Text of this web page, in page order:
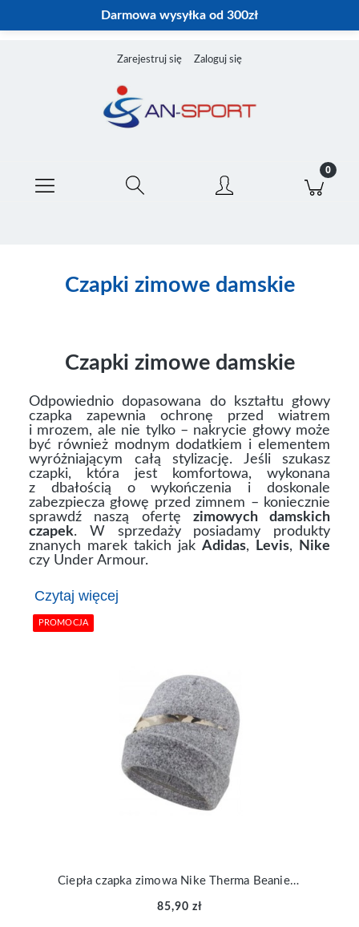
Darmowa wysyłka od 300zł
Zarejestruj się Zaloguj się
Czapki zimowe damskie
Czapki zimowe damskie
Odpowiednio dopasowana do kształtu głowy
czapka zapewnia ochronę przed wiatrem
i mrozem, ale nie tylko – nakrycie głowy może
być również modnym dodatkiem i elementem
wyróżniającym całą stylizację. Jeśli szukasz
czapki, która jest komfortowa, wykonana
z dbałością o wykończenia i doskonale
zabezpiecza głowę przed zimnem – koniecznie
sprawdź naszą ofertę zimowych damskich
czapek. W sprzedaży posiadamy produkty
znanych marek takich jak Adidas, Levis,
Nike
czy Under Armour.
Czytaj więcej
Ciepła czapka zimowa Nike Therma Beanie szara DO8170-355
85,90 zł
PROMOCJA